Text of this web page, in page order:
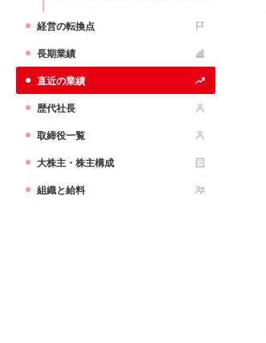
経営の転換点
長期業績
直近の業績
歴代社長
取締役一覧
大株主・株主構成
組織と給料